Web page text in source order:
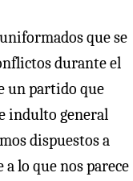
que se
durante el
un partido que
indulto general
dispuestos a
a lo que nos parece